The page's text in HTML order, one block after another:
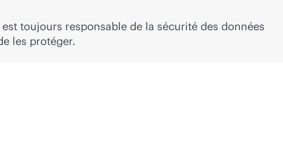
toujours responsable de la sécurité des données
les protéger.